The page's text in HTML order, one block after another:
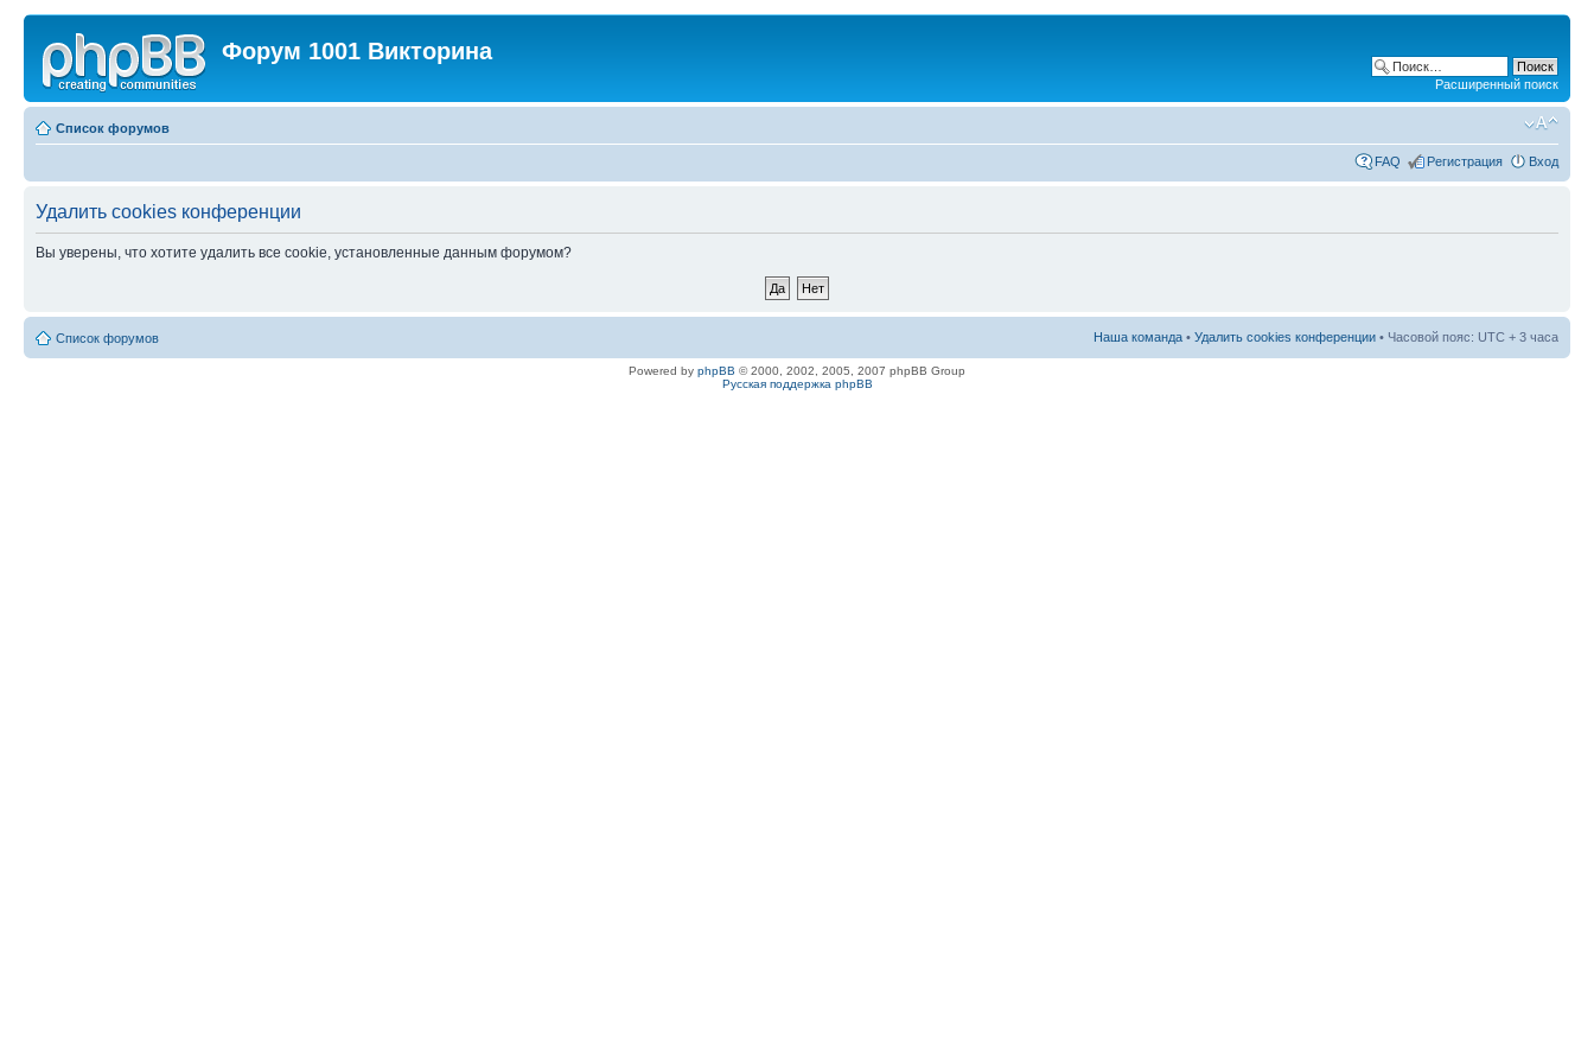
Форум 1001 Викторина
Расширенный поиск
Список форумов
FAQ Регистрация Вход
Удалить cookies конференции
Вы уверены, что хотите удалить все cookie, установленные данным форумом?
Список форумов Наша команда • Удалить cookies конференции • Часовой пояс: UTC + 3 часа
Powered by phpBB © 2000, 2002, 2005, 2007 phpBB Group
Русская поддержка phpBB